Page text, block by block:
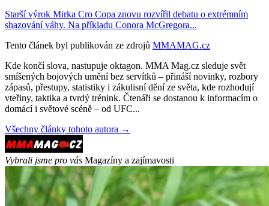
Starší výrok Mirka Cro Copa znovu rozvířil debatu o extrémním
shazování váhy. Na příkladu Conora McGregora...
Tento článek byl publikován ze zdrojů MMAMAG.cz
Kde končí slova, nastupuje oktagon. MMA Mag.cz sleduje svět
smíšených bojových umění bez servítků – přináší novinky, rozbory
zápasů, přestupy, statistiky i zákulisní dění ze světa, kde rozhodují
vteřiny, taktika a tvrdý trénink. Čtenáři se dostanou k informacím o
domácí i světové scéně – od UFC...
Všechny články tohoto autora →
Vybrali jsme pro vás Magazíny a zajímavosti